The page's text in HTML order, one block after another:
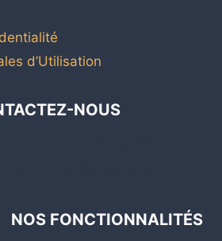
d’Utilisation
NOUS
NOS FONCTIONNALITÉS